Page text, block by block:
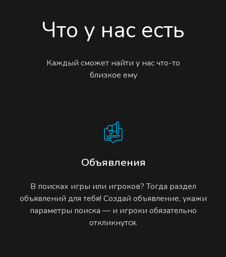
Что у нас есть
Каждый сможет найти у нас что-то
близкое ему
Объявления
В поисках игры или игроков? Тогда раздел
объявлений для тебя! Создай объявление, укажи
параметры поиска — и игроки обязательно
откликнутся.